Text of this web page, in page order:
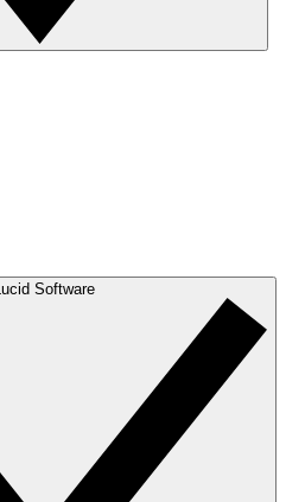
Lucid Software